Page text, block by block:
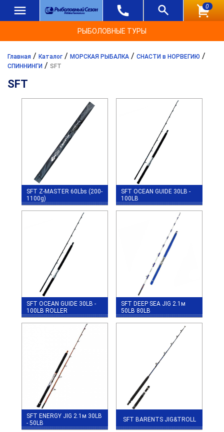
0
РЫБОЛОВНЫЕ ТУРЫ
Главная / Каталог / МОРСКАЯ РЫБАЛКА / СНАСТИ в НОРВЕГИЮ /
СПИННИНГИ / SFT
SFT
SFT Z-MASTER 60Lbs (200-
1100g)
SFT OCEAN GUIDE 30LB -
100LB
SFT OCEAN GUIDE 30LB -
100LB ROLLER
SFT DEEP SEA JIG 2.1м
50LB 80LB
SFT ENERGY JIG 2.1м 30LB
- 50LB
SFT BARENTS JIG&TROLL